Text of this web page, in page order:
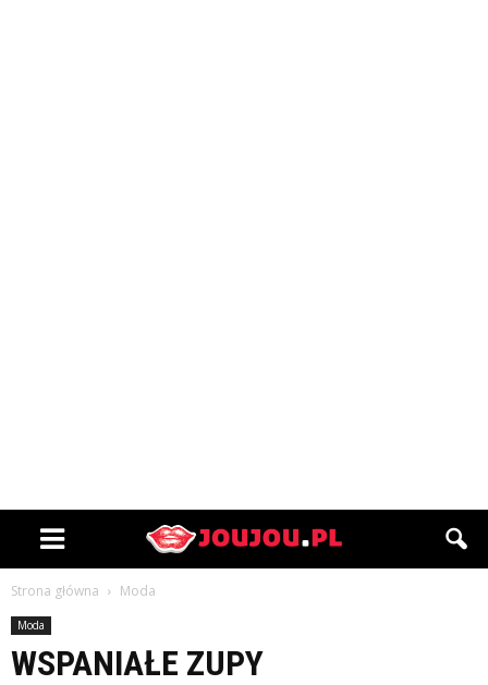
Strona główna Moda
Moda
WSPANIAŁE ZUPY